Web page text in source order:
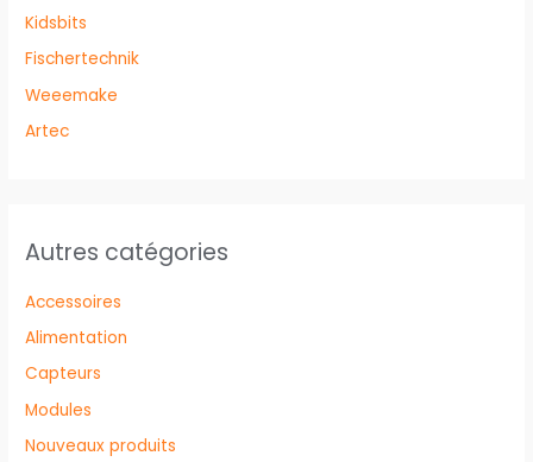
Kidsbits
Fischertechnik
Weeemake
Artec
Autres catégories
Accessoires
Alimentation
Capteurs
Modules
Nouveaux produits